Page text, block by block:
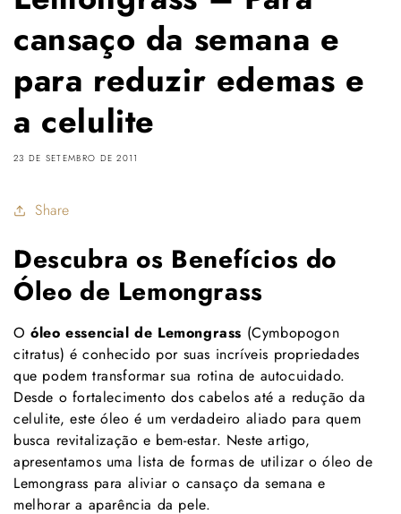
cansaço da semana e
para reduzir edemas e
a celulite
23 DE SETEMBRO DE 2011
Share
Descubra os Benefícios do
Óleo de Lemongrass
Oóleo essencial de Lemongrass (Cymbopogon
citratus) é conhecido por suas incríveis propriedades
que podem transformar sua rotina de autocuidado.
Desde o fortalecimento dos cabelos até a redução da
celulite, este óleo é um verdadeiro aliado para quem
busca revitalização e bem-estar. Neste artigo,
apresentamos uma lista de formas de utilizar o óleo de
Lemongrass para aliviar o cansaço da semana e
melhorar a aparência da pele.